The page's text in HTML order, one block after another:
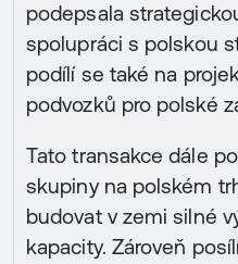
podepsala
spolupráci s polskou
podílí se také na
podvozků pro polské
Tato transakce dále
skupiny na polském
budovat v zemi silné
kapacity. Zároveň